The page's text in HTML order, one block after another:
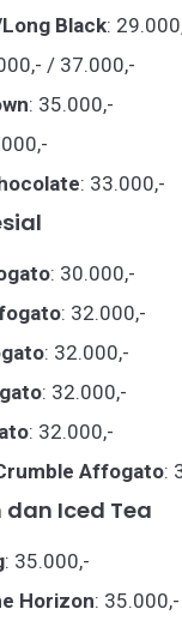
Black:
/ 37.000,-
: 35.000,-
: 33.000,-
: 30.000,-
: 32.000,-
: 32.000,-
: 32.000,-
: 32.000,-
Affogato:
Iced Tea
: 35.000,-
Horizon: 35.000,-